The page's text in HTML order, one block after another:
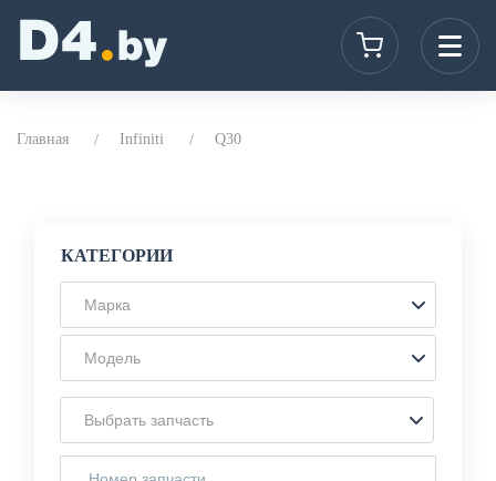
Главная Infiniti Q30
КАТЕГОРИИ
Марка
Модель
Выбрать запчасть